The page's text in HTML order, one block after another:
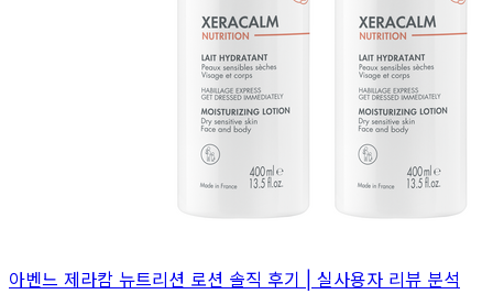
아벤느 제라캄 뉴트리션 로션 솔직 후기 | 실사용자 리뷰 분석